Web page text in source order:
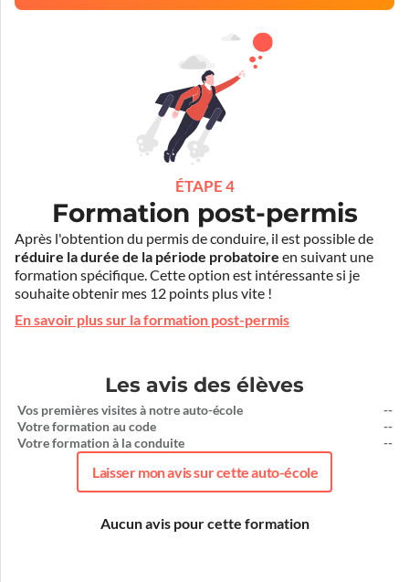
ÉTAPE 4
Formation post-permis
Après l'obtention du permis de conduire, il est possible de
réduire la durée de la période probatoire en suivant une
formation spécifique. Cette option est intéressante si je
souhaite obtenir mes 12 points plus vite !
En savoir plus sur la formation post-permis
Les avis des élèves
Vos premières visites à notre auto-école
Votre formation au code
Votre formation à la conduite
--
--
--
Laisser mon avis sur cette auto-école
Aucun avis pour cette formation